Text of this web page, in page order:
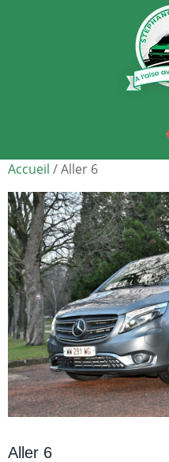
Accueil / Aller 6
Aller 6